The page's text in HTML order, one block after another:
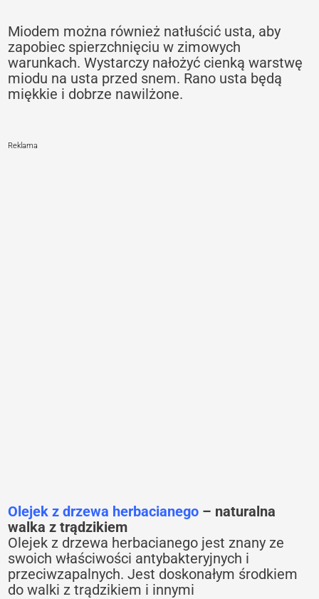
Miodem można również natłuścić usta, aby
zapobiec spierzchnięciu w zimowych
warunkach. Wystarczy nałożyć cienką warstwę
miodu na usta przed snem. Rano usta będą
miękkie i dobrze nawilżone.
Reklama
Olejek z drzewa herbacianego – naturalna
walka z trądzikiem
Olejek z drzewa herbacianego jest znany ze
swoich właściwości antybakteryjnych i
przeciwzapalnych. Jest doskonałym środkiem
do walki z trądzikiem i innymi